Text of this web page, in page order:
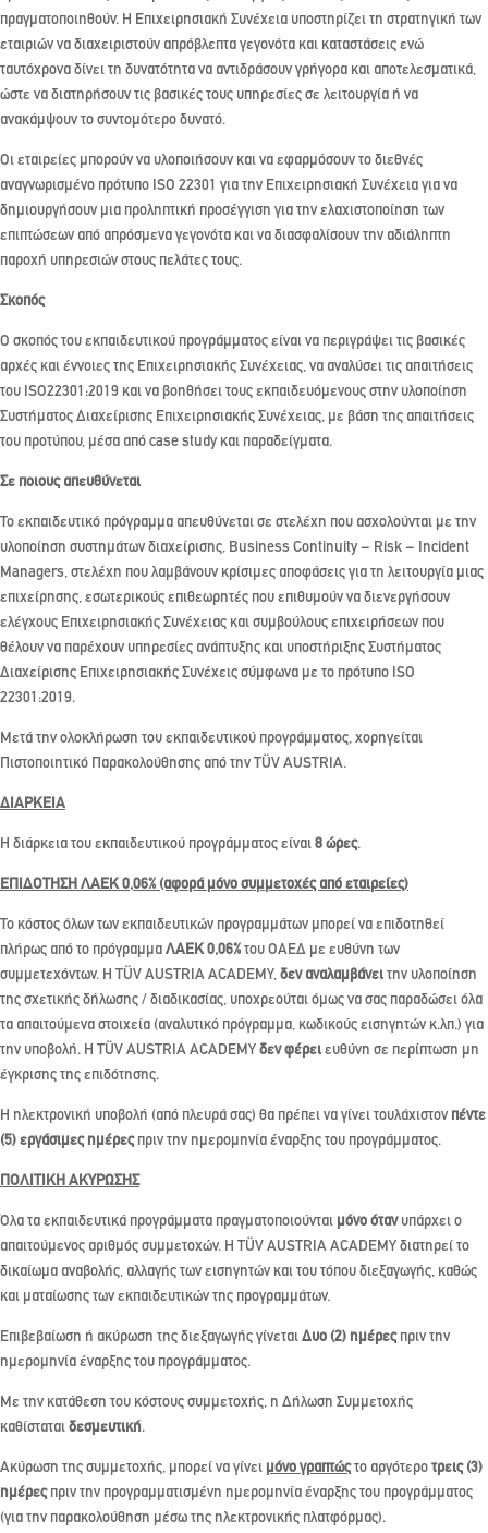
πραγματοποιηθούν. Η Επιχειρησιακή Συνέχεια υποστηρίζει τη στρατηγική των
εταιριών να διαχειριστούν απρόβλεπτα γεγονότα και καταστάσεις ενώ
ταυτόχρονα δίνει τη δυνατότητα να αντιδράσουν γρήγορα και αποτελεσματικά,
ώστε να διατηρήσουν τις βασικές τους υπηρεσίες σε λειτουργία ή να
ανακάμψουν το συντομότερο δυνατό.
Οι εταιρείες μπορούν να υλοποιήσουν και να εφαρμόσουν το διεθνές
αναγνωρισμένο πρότυπο ISO 22301 για την Επιχειρησιακή Συνέχεια για να
δημιουργήσουν μια προληπτική προσέγγιση για την ελαχιστοποίηση των
επιπτώσεων από απρόσμενα γεγονότα και να διασφαλίσουν την αδιάληπτη
παροχή υπηρεσιών στους πελάτες τους.
Σκοπός
Ο σκοπός του εκπαιδευτικού προγράμματος είναι να περιγράψει τις βασικές
αρχές και έννοιες της Επιχειρησιακής Συνέχειας, να αναλύσει τις απαιτήσεις
του ISO22301:2019 και να βοηθήσει τους εκπαιδευόμενους στην υλοποίηση
Συστήματος Διαχείρισης Επιχειρησιακής Συνέχειας, με βάση της απαιτήσεις
του προτύπου, μέσα από case study και παραδείγματα.
Σε ποιους απευθύνεται
Το εκπαιδευτικό πρόγραμμα απευθύνεται σε στελέχη που ασχολούνται με την
υλοποίηση συστημάτων διαχείρισης, Business Continuity – Risk – Incident
Managers, στελέχη που λαμβάνουν κρίσιμες αποφάσεις για τη λειτουργία μιας
επιχείρησης, εσωτερικούς επιθεωρητές που επιθυμούν να διενεργήσουν
ελέγχους Επιχειρησιακής Συνέχειας και συμβούλους επιχειρήσεων που
θέλουν να παρέχουν υπηρεσίες ανάπτυξης και υποστήριξης Συστήματος
Διαχείρισης Επιχειρησιακής Συνέχεις σύμφωνα με το πρότυπο ISO
22301:2019.
Μετά την ολοκλήρωση του εκπαιδευτικού προγράμματος, χορηγείται
Πιστοποιητικό Παρακολούθησης από την TÜV AUSTRIA.
ΔΙΑΡΚΕΙΑ
Η διάρκεια του εκπαιδευτικού προγράμματος είναι 8 ώρες.
ΕΠΙΔΟΤΗΣΗ ΛΑΕΚ 0,06% (αφορά μόνο συμμετοχές από εταιρείες)
Το κόστος όλων των εκπαιδευτικών προγραμμάτων μπορεί να επιδοτηθεί
πλήρως από το πρόγραμμα ΛΑΕΚ 0,06% του ΟΑΕΔ με ευθύνη των
συμμετεχόντων. Η TÜV AUSTRIA ACADEMY, δεν αναλαμβάνει την υλοποίηση
της σχετικής δήλωσης / διαδικασίας, υποχρεούται όμως να σας παραδώσει όλα
τα απαιτούμενα στοιχεία (αναλυτικό πρόγραμμα, κωδικούς εισηγητών κ.λπ.) για
την υποβολή. Η TÜV AUSTRIA ACADEMY δεν φέρει ευθύνη σε περίπτωση μη
έγκρισης της επιδότησης.
Η ηλεκτρονική υποβολή (από πλευρά σας) θα πρέπει να γίνει τουλάχιστον πέντε
(5) εργάσιμες ημέρες πριν την ημερομηνία έναρξης του προγράμματος.
ΠΟΛΙΤΙΚΗ ΑΚΥΡΩΣΗΣ
Όλα τα εκπαιδευτικά προγράμματα πραγματοποιούνται μόνο ότανυπάρχει ο
απαιτούμενος αριθμός συμμετοχών. Η TÜV AUSTRIA ACADEMY διατηρεί το
δικαίωμα αναβολής, αλλαγής των εισηγητών και του τόπου διεξαγωγής, καθώς
και ματαίωσης των εκπαιδευτικών της προγραμμάτων.
Επιβεβαίωση ή ακύρωση της διεξαγωγής γίνεται Δυο (2) ημέρες πριν την
ημερομηνία έναρξης του προγράμματος.
Με την κατάθεση του κόστους συμμετοχής, η Δήλωση Συμμετοχής
καθίσταται δεσμευτική.
Ακύρωση της συμμετοχής, μπορεί να γίνει μόνο γραπτώς το αργότερο τρεις (3)
ημέρες πριν την προγραμματισμένη ημερομηνία έναρξης του προγράμματος
(για την παρακολούθηση μέσω της ηλεκτρονικής πλατφόρμας).